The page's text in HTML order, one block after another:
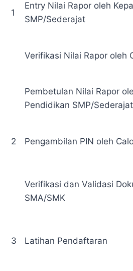
1
Entry Nilai Rapor oleh
SMP/Sederajat
Verifikasi Nilai Rapor oleh
Pembetulan Nilai Rapor
Pendidikan SMP/Sederajat
2 Pengambilan PIN oleh
Verifikasi dan Validasi
SMA/SMK
3 Latihan Pendaftaran